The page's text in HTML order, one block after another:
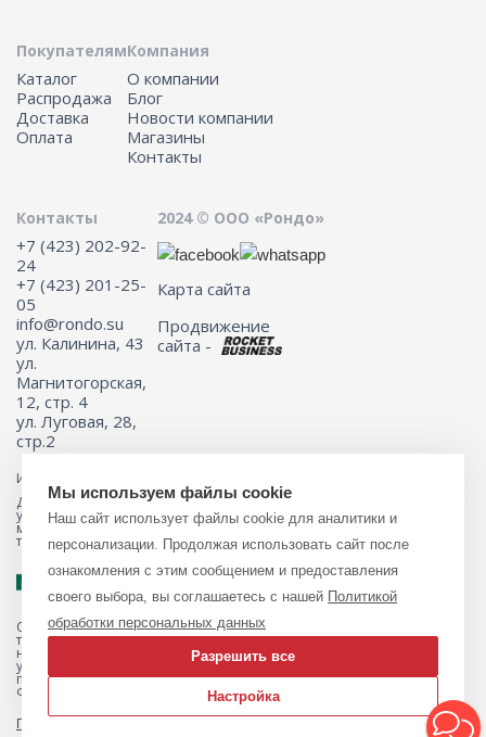
Покупателям
Каталог
Распродажа
Доставка
Оплата
Компания
О компании
Блог
Новости компании
Магазины
Контакты
Контакты
+7 (423) 202-92-
24
+7 (423) 201-25-
05
info@rondo.su
ул. Калинина, 43
ул.
Магнитогорская,
12, стр. 4
ул. Луговая, 28,
стр.2
2024 © ООО «Рондо»
Карта сайта
Продвижение
сайта -
Информация на сайте не является публичной офертой.
Для получения подробной информации о наличии и стоимости
указанных товаров и (или) услуг, пожалуйста, обращайтесь к
менеджеру сайта с помощью специальной формы связи или по
телефону 8 (423) 201-25-05
Обращаем ваше внимание на то, что данный интернет-магазин, а
также вся информация о товарах и ценах, предоставленная на нём,
носит исключительно информационный характер и ни при каких
условиях не является публичной офертой, определяемой
положениями Статьи 437 Гражданского кодекса Российской
Федерации.
Политика обработки персональных данных
Мы используем файлы cookie
Наш сайт использует файлы cookie для аналитики и
персонализации. Продолжая использовать сайт после
ознакомления с этим сообщением и предоставления
своего выбора, вы соглашаетесь с нашей Политикой
обработки персональных данных
Разрешить все
Настройка